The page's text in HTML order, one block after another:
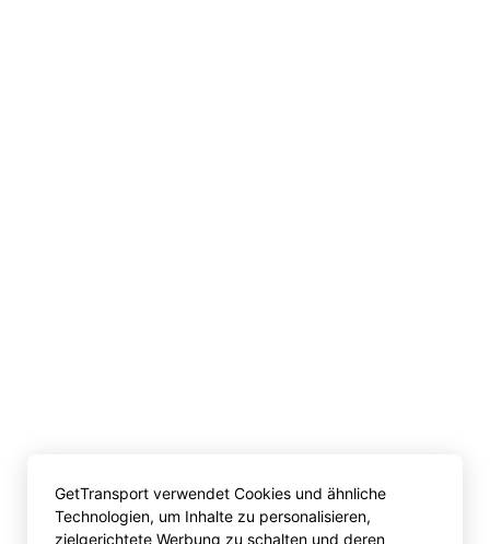
GetTransport verwendet Cookies und ähnliche
Technologien, um Inhalte zu personalisieren,
zielgerichtete Werbung zu schalten und deren